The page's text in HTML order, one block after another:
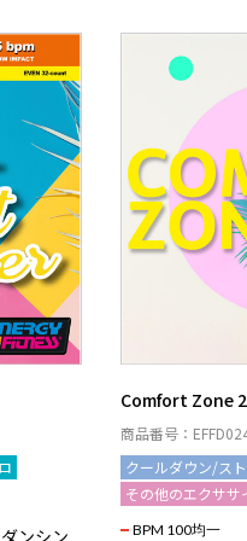
Comfort Zone 2
商品番号：
クールダウン/ス
その他のエクササ
BPM 100均一